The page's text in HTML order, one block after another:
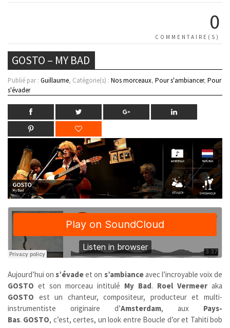
0
COMMENTAIRE(S)
GOSTO – MY BAD
Publié par : Guillaume, Catégorie(s) : Nos morceaux, Pour s'ambiancer, Pour
s'évader
Aujourd’hui ons’évadeet on s’ambianceavec l’incroyable voix de
GOSTO et son morceau intitulé My Bad. Roel Vermeer aka
GOSTO est un chanteur, compositeur, producteur et multi-
instrumentiste originaire d’Amsterdam, aux Pays-
Bas. GOSTO, c’est, certes, un look entre Boucle d’or et Tahiti bob